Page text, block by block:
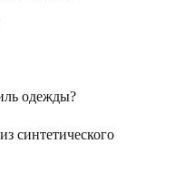
одежды?
синтетического